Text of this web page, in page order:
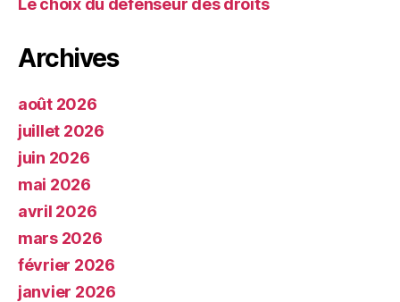
Le choix du défenseur des droits
Archives
août 2026
juillet 2026
juin 2026
mai 2026
avril 2026
mars 2026
février 2026
janvier 2026